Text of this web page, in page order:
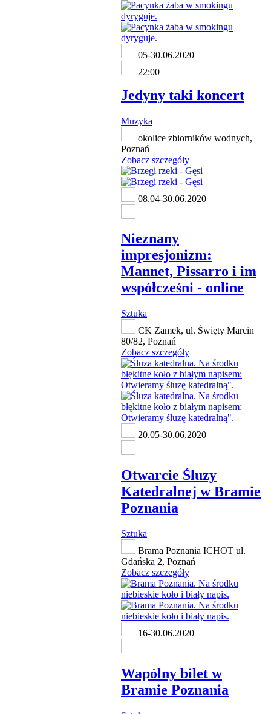
05-30.06.2020
22:00
Jedyny taki koncert
Muzyka
okolice zbiorników wodnych,
Poznań
Zobacz szczegóły
08.04-30.06.2020
Nieznany
impresjonizm:
Mannet, Pissarro i im
współcześni - online
Sztuka
CK Zamek, ul. Święty Marcin
80/82, Poznań
Zobacz szczegóły
20.05-30.06.2020
Otwarcie Śluzy
Katedralnej w Bramie
Poznania
Sztuka
Brama Poznania ICHOT ul.
Gdańska 2, Poznań
Zobacz szczegóły
16-30.06.2020
Wapólny bilet w
Bramie Poznania